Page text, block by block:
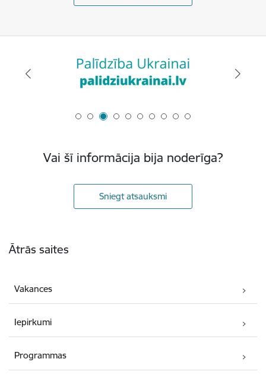
Vai šī informācija bija noderīga?
Sniegt atsauksmi
Ātrās saites
Vakances
Iepirkumi
Programmas